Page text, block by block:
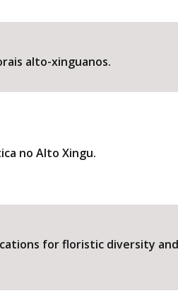
alto-xinguanos.
no Alto Xingu.
for floristic diversity